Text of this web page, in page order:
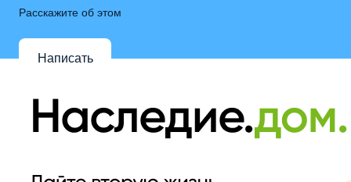
Расскажите об этом
Написать